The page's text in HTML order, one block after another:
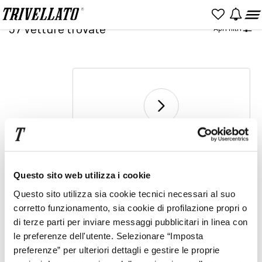
Questo sito web utilizza i cookie
Questo sito utilizza sia cookie tecnici necessari al suo
corretto funzionamento, sia cookie di profilazione propri o
di terze parti per inviare messaggi pubblicitari in linea con
le preferenze dell'utente. Selezionare “Imposta
preferenze” per ulteriori dettagli e gestire le proprie
Home Ricerca
57Vetture trovate Apri filtri
Prezzo Rata
di 2
Item
1 2